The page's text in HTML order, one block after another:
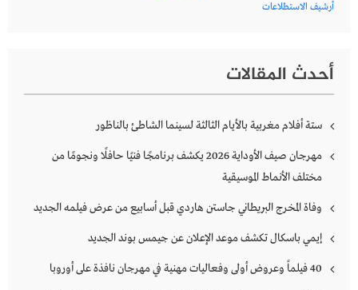
أرشيف الاستطلاعات
أحدث المقالات
ستة أفلام مغربية بالأيام الثالثة لسينما الشاطئ بالناظور
مهرجان صيف الأوداية 2026 يكشف برنامجًا فنيًا حافلًا ونجومًا من
مختلف الأنماط الموسيقية
وفاة المخرج البريطاني جاستن هاردي قبل أسابيع من عرض فيلمه الجديد
إيمي باسكال تكشف موعد الإعلان عن جيمس بوند الجديد
40 فيلماً وعروض أولى وفعاليات مهنية في مهرجان نافذة على أوروبا